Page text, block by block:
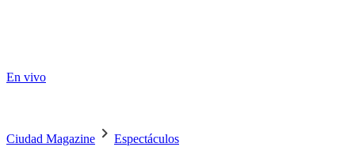
En vivo
Ciudad Magazine Espectáculos